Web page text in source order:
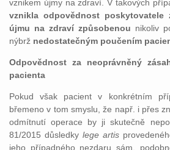
vznikem újmy na zdraví. V takových
vznikla odpovědnost poskytovatele
újmu na zdraví způsobenou nikoliv
nýbrž nedostatečným poučením
Odpovědnost za neoprávněný
pacienta
Pokud však pacient v konkrétním
břemeno v tom smyslu, že např. i přes
odmítnutí operace by ji skutečně
81/2015 důsledky lege artis
jeho případného nezdaru sám,